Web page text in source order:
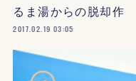
るま湯からの脱却作
2017.02.19 03:05